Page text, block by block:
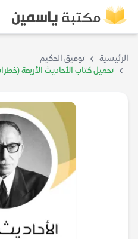
الرئيسية
توفيق الحكيم
تحميل كتاب الأحاديث الأربعة